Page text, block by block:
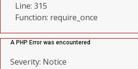
Line: 315
Function: require_once
A PHP Error was encountered
Severity: Notice